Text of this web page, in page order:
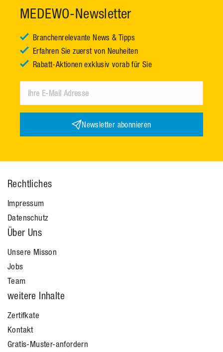
MEDEWO-Newsletter
Branchenrelevante News & Tipps
Erfahren Sie zuerst von Neuheiten
Rabatt-Aktionen exklusiv vorab für Sie
Newsletter abonnieren
Rechtliches
Impressum
Datenschutz
Über Uns
Unsere Misson
Jobs
Team
weitere Inhalte
Zertifkate
Kontakt
Gratis-Muster-anfordern